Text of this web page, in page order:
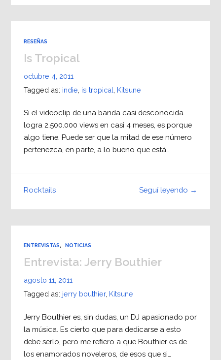
RESEÑAS
Is Tropical
octubre 4, 2011
Tagged as: indie is tropical Kitsune
Si el videoclip de una banda casi desconocida
logra 2.500.000 views en casi 4 meses, es porque
algo tiene. Puede ser que la mitad de ese número
pertenezca, en parte, a lo bueno que está…
Seguí leyendo →
Rocktails
ENTREVISTAS, NOTICIAS
Entrevista: Jerry Bouthier
agosto 11, 2011
Tagged as: jerry bouthier, Kitsune
Jerry Bouthier es, sin dudas, un DJ apasionado por
la música. Es cierto que para dedicarse a esto
debe serlo, pero me refiero a que Bouthier es de
los enamorados noveleros, de esos que si…